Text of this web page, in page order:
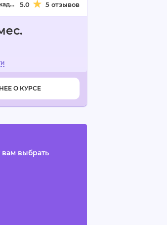
Компьютерная Академия TOP 5.0 5 отзывов
О КУРСЕ
вам выбрать